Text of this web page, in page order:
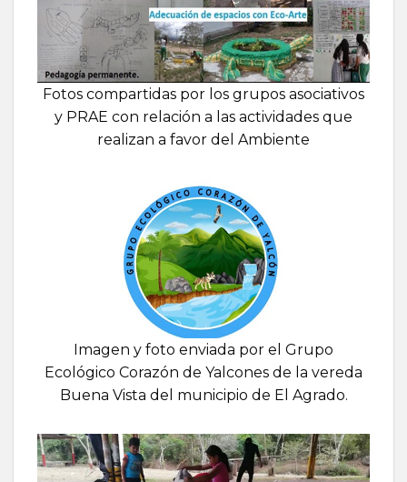
Fotos compartidas por los grupos asociativos
y PRAE con relación a las actividades que
realizan a favor del Ambiente
Imagen y foto enviada por el Grupo
Ecológico Corazón de Yalcones de la vereda
Buena Vista del municipio de El Agrado.